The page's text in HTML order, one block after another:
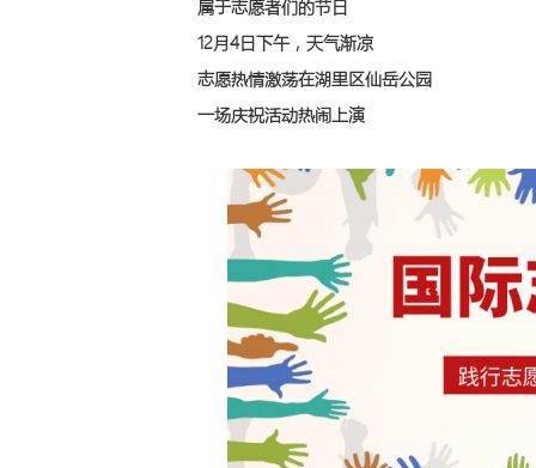
属于志愿者们的节日
12月4日下午，天气渐凉
志愿热情激荡在湖里区仙岳公园
一场庆祝活动热闹上演